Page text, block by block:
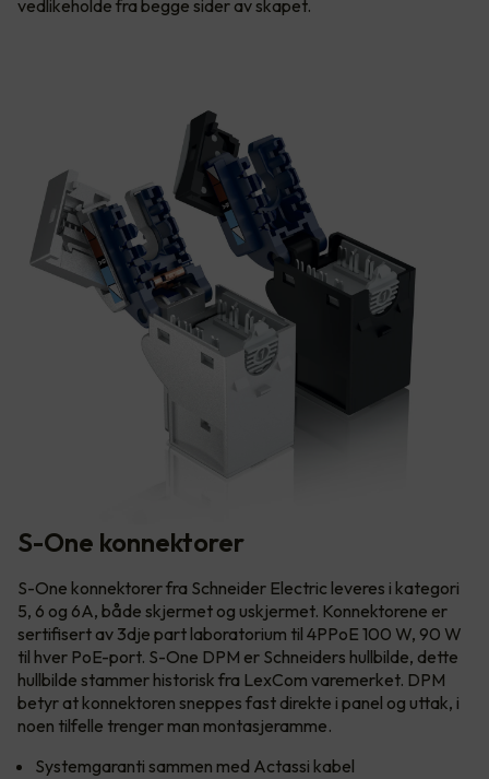
vedlikeholde fra begge sider av skapet.
S-One konnektorer
S-One konnektorer fra Schneider Electric leveres i kategori
5, 6 og 6A, både skjermet og uskjermet. Konnektorene er
sertifisert av 3dje part laboratorium til 4PPoE 100 W, 90 W
til hver PoE-port. S-One DPM er Schneiders hullbilde, dette
hullbilde stammer historisk fra LexCom varemerket. DPM
betyr at konnektoren sneppes fast direkte i panel og uttak, i
noen tilfelle trenger man montasjeramme.
Systemgaranti sammen med Actassi kabel